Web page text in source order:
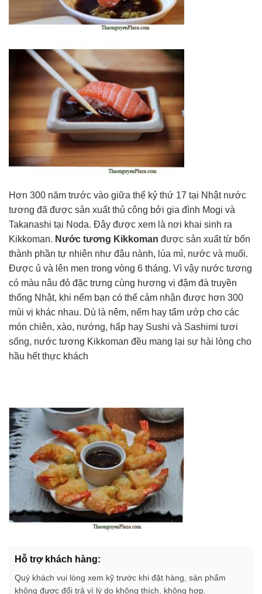
Hơn 300 năm trước vào giữa thế kỷ thứ 17 tại Nhật nước
tương đã được sản xuất thủ công bởi gia đình Mogi và
Takanashi tại Noda. Đây được xem là nơi khai sinh ra
Kikkoman. Nước tương Kikkoman được sản xuất từ bốn
thành phần tự nhiên như đậu nành, lúa mì, nước và muối.
Được ủ và lên men trong vòng 6 tháng. Vì vậy nước tương
có màu nâu đỏ đặc trưng cùng hương vị đậm đà truyền
thống Nhật, khi nếm bạn có thể cảm nhận được hơn 300
mùi vị khác nhau. Dù là nêm, nếm hay tẩm ướp cho các
món chiên, xào, nướng, hấp hay Sushi và Sashimi tươi
sống, nước tương Kikkoman đều mang lại sự hài lòng cho
hầu hết thực khách
Hỗ trợ khách hàng:
Quý khách vui lòng xem kỹ trước khi đặt hàng, sản phẩm
không được đổi trả vì lý do không thích, không hợp.